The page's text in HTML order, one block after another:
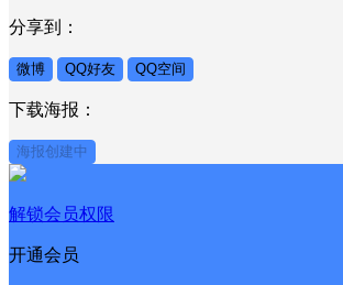
分享到：
微博 QQ好友 QQ空间
下载海报：
海报创建中
解锁会员权限
开通会员